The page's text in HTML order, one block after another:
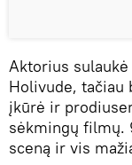
Aktorius
Holivude, tačiau
įkūrė ir
sėkmingų filmų.
sceną ir vis